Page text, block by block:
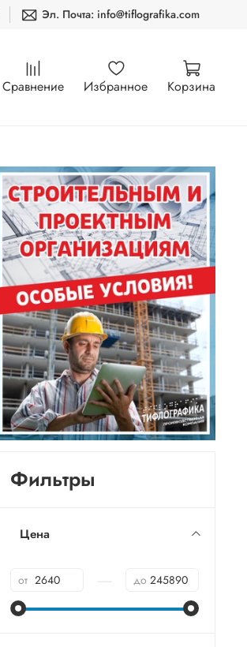
Эл. Почта: info@tiflografika.com
Сравнение Избранное Корзина
Фильтры
Цена
от до